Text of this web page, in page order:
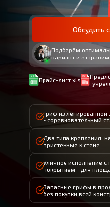
Обсудить
Подберём
вариант и отправим
Прайс-лист.xls
Гриф из легированной
- соревновательный
Два типа крепления:
пристенные к стене
Уличное исполнение с
покрытием - для
Запасные грифы в
без покупки всей